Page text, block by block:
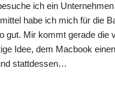
ich ein
habe ich mich für die
gut. Mir kommt gerade die
Idee, dem Macbook
stattdessen…